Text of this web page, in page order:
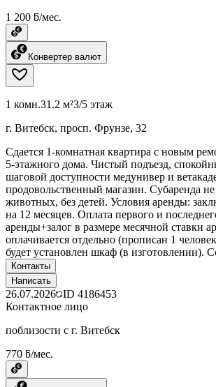
1 200 ƃ/мес.
Конвертер валют
1 комн.31.2 м²3/5 этаж
г. Витебск, просп. Фрунзе, 32
Сдается 1-комнатная квартира с новым
5-этажного дома. Чистый подъезд,
шаговой доступности медунивер и
продовольственный магазин. Субаренда не
животных, без детей. Условия аренды:
на 12 месяцев. Оплата первого и
аренды+залог в размере месячной ставки
оплачивается отдельно (прописан 1
будет установлен шкаф (в изготовлении).
Контакты
Написать
26.07.2026 ID 4186453
Контактное лицо
поблизости с г. Витебск
770 ƃ/мес.